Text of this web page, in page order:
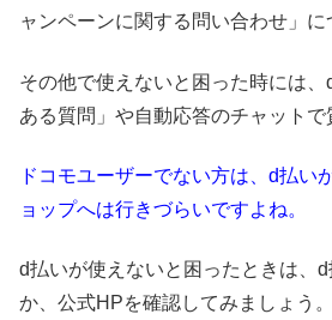
ャンペーンに関する問い合わせ」に
その他で使えないと困った時には、
ある質問」や自動応答のチャットで
ドコモユーザーでない方は、d払い
ョップへは行きづらいですよね。
d払いが使えないと困ったときは、
か、公式HPを確認してみましょう。